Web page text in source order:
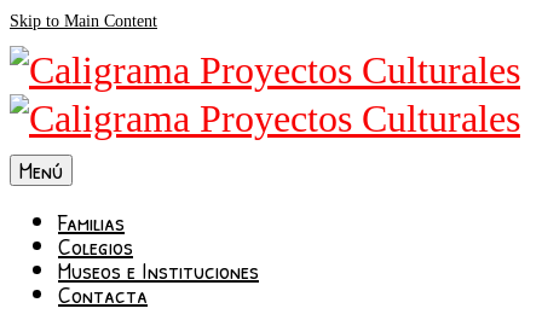
Skip to Main Content
Menú
Familias
Colegios
Museos e Instituciones
Contacta